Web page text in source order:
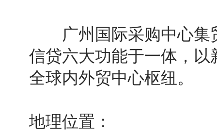
广州国际采购中心集
信贷六大功能于一体，
全球内外贸中心枢纽。
地理位置：